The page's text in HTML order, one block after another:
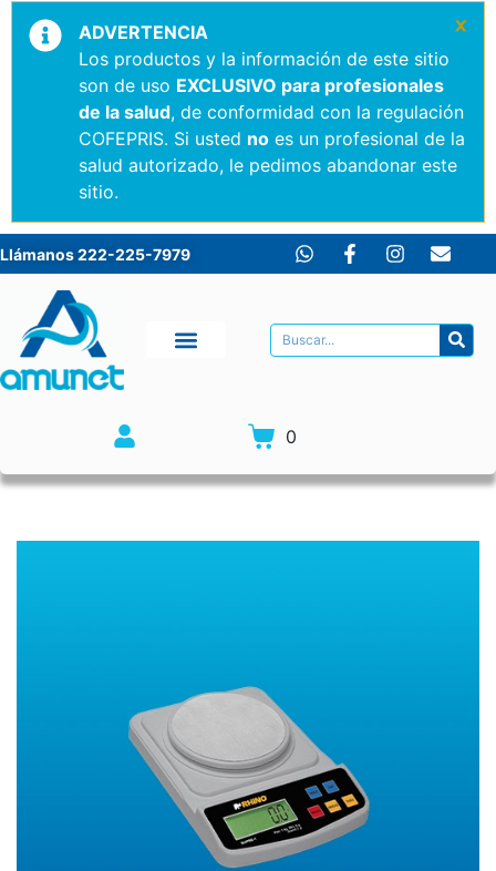
ADVERTENCIA
Los productos y la información de este sitio
son de uso EXCLUSIVO para profesionales
de la salud, de conformidad con la regulación
COFEPRIS. Si usted no es un profesional de la
salud autorizado, le pedimos abandonar este
sitio.
×
Llámanos 222-225-7979
0